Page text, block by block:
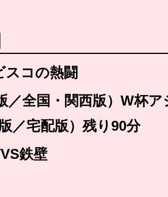
スコの熱闘
／全国・関西版）W杯
／宅配版）残り90分
鉄壁